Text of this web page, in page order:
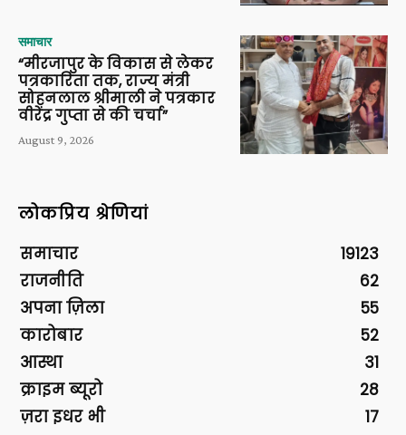
समाचार
“मीरजापुर के विकास से लेकर
पत्रकारिता तक, राज्य मंत्री
सोहनलाल श्रीमाली ने पत्रकार
वीरेंद्र गुप्ता से की चर्चा”
August 9, 2026
लोकप्रिय श्रेणियां
समाचार
19123
राजनीति
62
अपना ज़िला
55
कारोबार
52
आस्था
31
क्राइम ब्यूरो
28
ज़रा इधर भी
17